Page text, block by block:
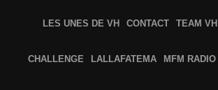
LES UNES DE VH CONTACT TEAM VH
CHALLENGE LALLAFATEMA MFM RADIO